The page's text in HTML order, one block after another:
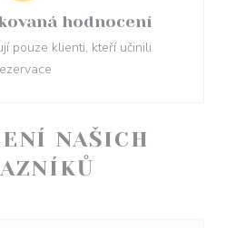
NAŠICH
hodnocení
pouze klienti, kteří učinili